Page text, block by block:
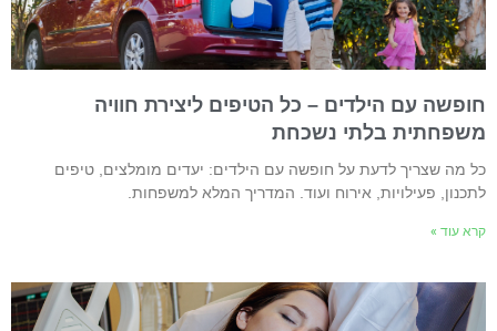
עם הילדים – כל הטיפים ליצירת חוויה
בלתי נשכחת
מה שצריך לדעת על חופשה עם הילדים: יעדים מומלצים, טיפים
פעילויות, אירוח ועוד. המדריך המלא למשפחות.
עוד »